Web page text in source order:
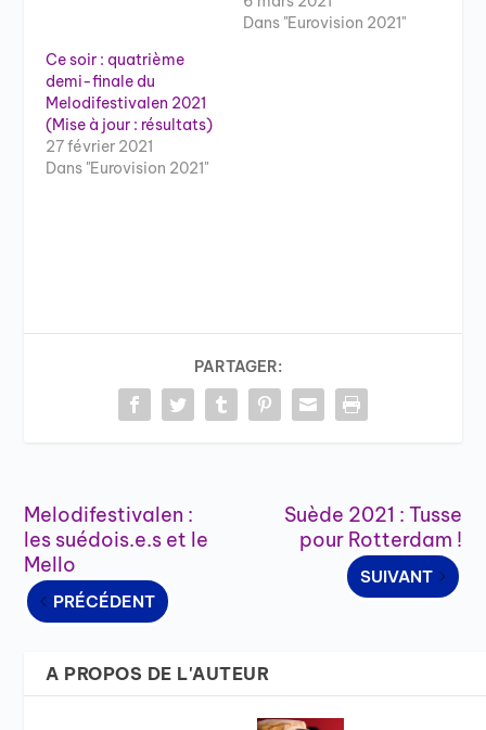
Dans "Eurovision 2021"
Ce soir : quatrième
demi-finale du
Melodifestivalen 2021
(Mise à jour : résultats)
27 février 2021
Dans "Eurovision 2021"
PARTAGER:
Melodifestivalen :
les suédois.e.s et le
Mello
PRÉCÉDENT
Suède 2021 : Tusse
pour Rotterdam !
SUIVANT
A PROPOS DE L'AUTEUR